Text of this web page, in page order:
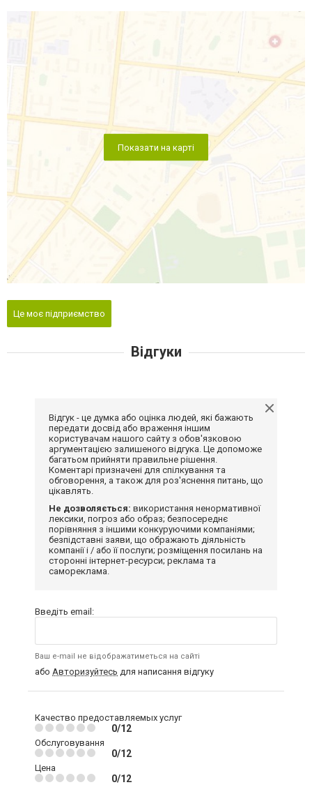
Показати на карті
Це моє підприємство
Відгуки
Відгук - це думка або оцінка людей, які бажають
передати досвід або враження іншим
користувачам нашого сайту з обов'язковою
аргументацією залишеного відгука. Це допоможе
багатьом прийняти правильне рішення.
Коментарі призначені для спілкування та
обговорення, а також для роз'яснення питань, що
цікавлять.
Не дозволяється: використання ненормативної
лексики, погроз або образ; безпосереднє
порівняння з іншими конкуруючими компаніями;
безпідставні заяви, що ображають діяльність
компанії і / або її послуги; розміщення посилань на
сторонні інтернет-ресурси; реклама та
самореклама.
Введіть email:
Ваш e-mail не відображатиметься на сайті
або Авторизуйтесь для написання відгуку
Качество предоставляемых услуг
0/12
Обслуговування
0/12
Цена
0/12